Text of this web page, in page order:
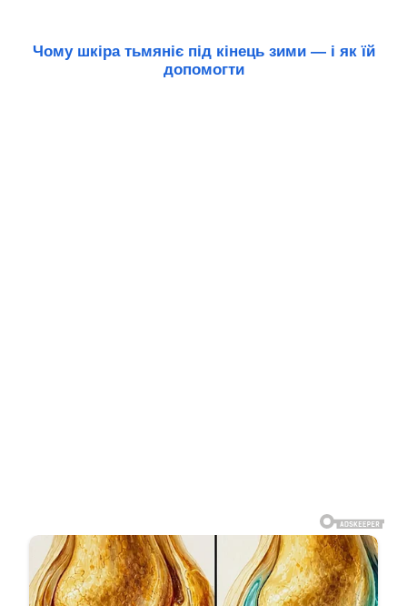
Чому шкіра тьмяніє під кінець зими — і як їй
допомогти